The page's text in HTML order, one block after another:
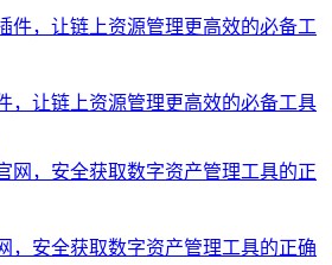
，让链上资源管理更高效的必备工具
，安全获取数字资产管理工具的正确